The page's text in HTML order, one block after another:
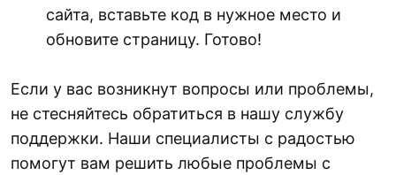
сайта, вставьте код в нужное место и
обновите страницу. Готово!
Если у вас возникнут вопросы или проблемы,
не стесняйтесь обратиться в нашу службу
поддержки. Наши специалисты с радостью
помогут вам решить любые проблемы с